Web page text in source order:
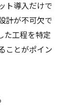
ト導入だけで
計が不可欠で
た工程を特定
ことがポイン